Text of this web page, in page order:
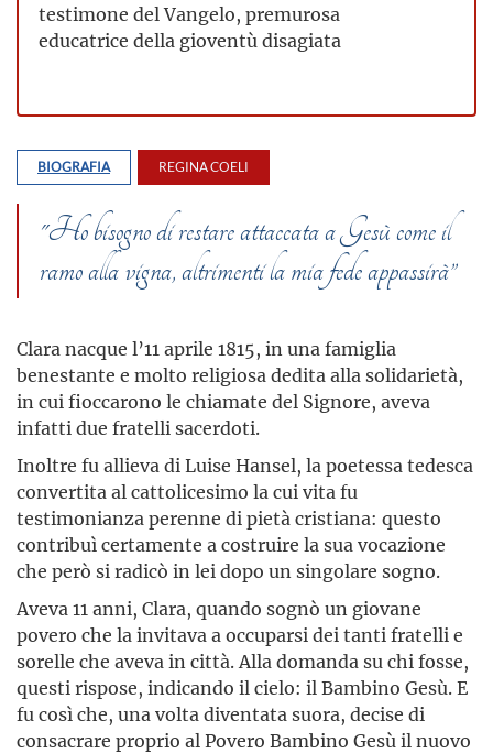
testimone del Vangelo, premurosa
educatrice della gioventù disagiata
BIOGRAFIA REGINA COELI
"Ho bisogno di restare attaccata a Gesù come il
ramo alla vigna, altrimenti la mia fede appassirà”
Clara nacque l’11 aprile 1815, in una famiglia
benestante e molto religiosa dedita alla solidarietà,
in cui fioccarono le chiamate del Signore, aveva
infatti due fratelli sacerdoti.
Inoltre fu allieva di Luise Hansel, la poetessa tedesca
convertita al cattolicesimo la cui vita fu
testimonianza perenne di pietà cristiana: questo
contribuì certamente a costruire la sua vocazione
che però si radicò in lei dopo un singolare sogno.
Aveva 11 anni, Clara, quando sognò un giovane
povero che la invitava a occuparsi dei tanti fratelli e
sorelle che aveva in città. Alla domanda su chi fosse,
questi rispose, indicando il cielo: il Bambino Gesù. E
fu così che, una volta diventata suora, decise di
consacrare proprio al Povero Bambino Gesù il nuovo